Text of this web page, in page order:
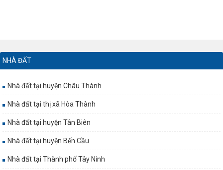
NHÀ ĐẤT
Nhà đất tại huyện Châu Thành
Nhà đất tại thị xã Hòa Thành
Nhà đất tại huyện Tân Biên
Nhà đất tại huyện Bến Cầu
Nhà đất tại Thành phố Tây Ninh